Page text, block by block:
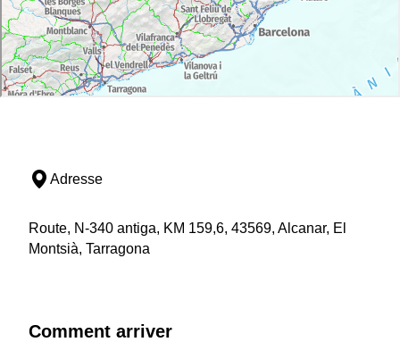
Adresse
Route, N-340 antiga, KM 159,6, 43569, Alcanar, El
Montsià, Tarragona
Comment arriver